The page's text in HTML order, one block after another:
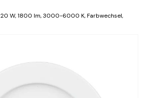
W, 1800 lm, 3000-6000 K, Farbwechsel,